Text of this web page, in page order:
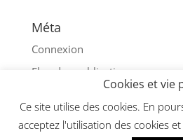
Méta
Connexion
Flux des publications
Site de WordPress-FR
Cookies et vie
Ce site utilise des cookies. En
acceptez l'utilisation des cookies